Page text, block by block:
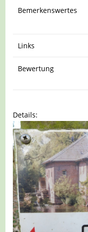
Bemerkenswertes
Links
Bewertung
Details: